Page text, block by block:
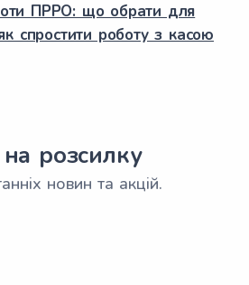
ПРРО: що обрати для
спростити роботу з касою
розсилку
новин та акцій.